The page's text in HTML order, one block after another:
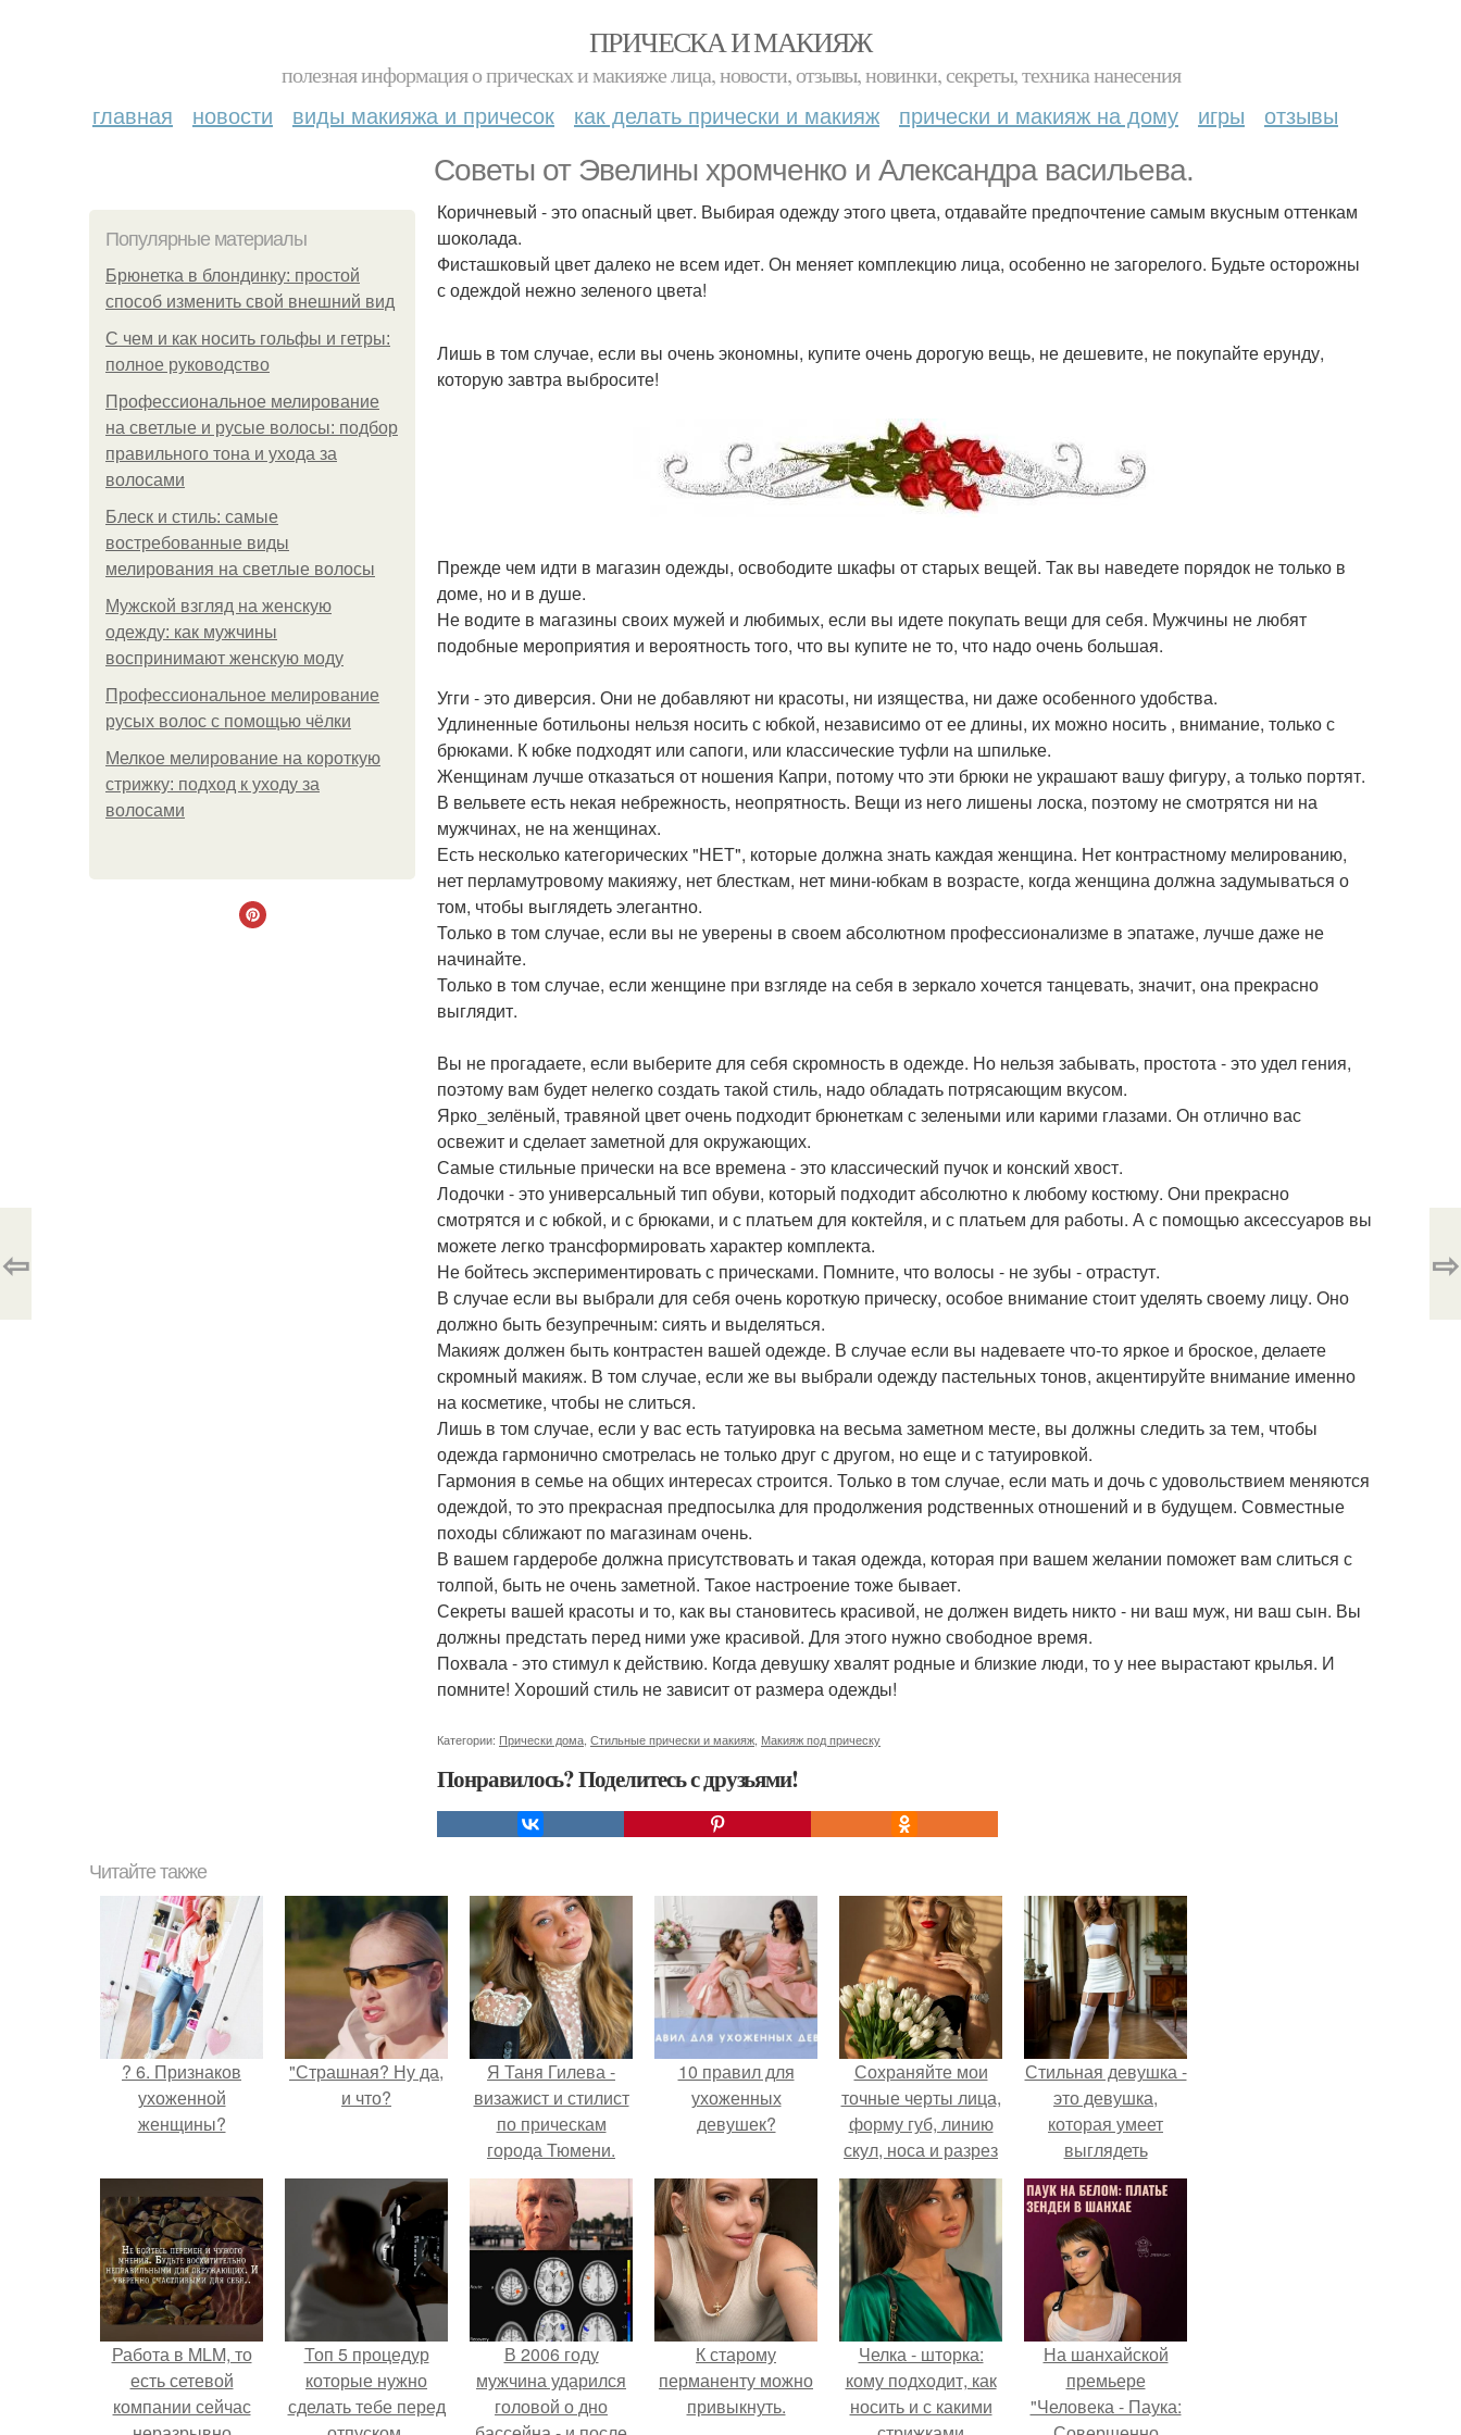
ПРИЧЕСКА И МАКИЯЖ
полезная информация о прическах и макияже лица, новости, отзывы, новинки, секреты, техника нанесения
главная новости виды макияжа и причесок как делать прически и макияж прически и макияж на дому игры отзывы
Советы от Эвелины хромченко и Александра васильева.
Популярные материалы
Брюнетка в блондинку: простой
способ изменить свой внешний вид
С чем и как носить гольфы и гетры:
полное руководство
Профессиональное мелирование
на светлые и русые волосы: подбор
правильного тона и ухода за
волосами
Блеск и стиль: самые
востребованные виды
мелирования на светлые волосы
Мужской взгляд на женскую
одежду: как мужчины
воспринимают женскую моду
Профессиональное мелирование
русых волос с помощью чёлки
Мелкое мелирование на короткую
стрижку: подход к уходу за
волосами
Коричневый - это опасный цвет. Выбирая одежду этого цвета, отдавайте предпочтение самым вкусным оттенкам
шоколада.
Фисташковый цвет далеко не всем идет. Он меняет комплекцию лица, особенно не загорелого. Будьте осторожны
с одеждой нежно зеленого цвета!
Лишь в том случае, если вы очень экономны, купите очень дорогую вещь, не дешевите, не покупайте ерунду,
которую завтра выбросите!
Прежде чем идти в магазин одежды, освободите шкафы от старых вещей. Так вы наведете порядок не только в
доме, но и в душе.
Не водите в магазины своих мужей и любимых, если вы идете покупать вещи для себя. Мужчины не любят
подобные мероприятия и вероятность того, что вы купите не то, что надо очень большая.
Угги - это диверсия. Они не добавляют ни красоты, ни изящества, ни даже особенного удобства.
Удлиненные ботильоны нельзя носить с юбкой, независимо от ее длины, их можно носить , внимание, только с
брюками. К юбке подходят или сапоги, или классические туфли на шпильке.
Женщинам лучше отказаться от ношения Капри, потому что эти брюки не украшают вашу фигуру, а только портят.
В вельвете есть некая небрежность, неопрятность. Вещи из него лишены лоска, поэтому не смотрятся ни на
мужчинах, не на женщинах.
Есть несколько категорических "НЕТ", которые должна знать каждая женщина. Нет контрастному мелированию,
нет перламутровому макияжу, нет блесткам, нет мини-юбкам в возрасте, когда женщина должна задумываться о
том, чтобы выглядеть элегантно.
Только в том случае, если вы не уверены в своем абсолютном профессионализме в эпатаже, лучше даже не
начинайте.
Только в том случае, если женщине при взгляде на себя в зеркало хочется танцевать, значит, она прекрасно
выглядит.
Вы не прогадаете, если выберите для себя скромность в одежде. Но нельзя забывать, простота - это удел гения,
поэтому вам будет нелегко создать такой стиль, надо обладать потрясающим вкусом.
Ярко_зелёный, травяной цвет очень подходит брюнеткам с зелеными или карими глазами. Он отлично вас
освежит и сделает заметной для окружающих.
Самые стильные прически на все времена - это классический пучок и конский хвост.
Лодочки - это универсальный тип обуви, который подходит абсолютно к любому костюму. Они прекрасно
смотрятся и с юбкой, и с брюками, и с платьем для коктейля, и с платьем для работы. А с помощью аксессуаров вы
можете легко трансформировать характер комплекта.
Не бойтесь экспериментировать с прическами. Помните, что волосы - не зубы - отрастут.
В случае если вы выбрали для себя очень короткую прическу, особое внимание стоит уделять своему лицу. Оно
должно быть безупречным: сиять и выделяться.
Макияж должен быть контрастен вашей одежде. В случае если вы надеваете что-то яркое и броское, делаете
скромный макияж. В том случае, если же вы выбрали одежду пастельных тонов, акцентируйте внимание именно
на косметике, чтобы не слиться.
Лишь в том случае, если у вас есть татуировка на весьма заметном месте, вы должны следить за тем, чтобы
одежда гармонично смотрелась не только друг с другом, но еще и с татуировкой.
Гармония в семье на общих интересах строится. Только в том случае, если мать и дочь с удовольствием меняются
одеждой, то это прекрасная предпосылка для продолжения родственных отношений и в будущем. Совместные
походы сближают по магазинам очень.
В вашем гардеробе должна присутствовать и такая одежда, которая при вашем желании поможет вам слиться с
толпой, быть не очень заметной. Такое настроение тоже бывает.
Секреты вашей красоты и то, как вы становитесь красивой, не должен видеть никто - ни ваш муж, ни ваш сын. Вы
должны предстать перед ними уже красивой. Для этого нужно свободное время.
Похвала - это стимул к действию. Когда девушку хвалят родные и близкие люди, то у нее вырастают крылья. И
помните! Хороший стиль не зависит от размера одежды!
Категории: Прически дома Стильные прически и макияж Макияж под прическу
Понравилось? Поделитесь с друзьями!
⇦ ⇨
Читайте также
? 6. Признаков
ухоженной
женщины?
"Страшная? Ну да,
и что?
Я Таня Гилева -
визажист и стилист
по прическам
города Тюмени.
10 правил для
ухоженных
девушек?
Сохраняйте мои
точные черты лица,
форму губ, линию
скул, носа и разрез
глаз.
Стильная девушка -
это девушка,
которая умеет
выглядеть
привлекательно и
элегантно в любои
ситуации.
Работа в MLM, то
есть сетевой
компании сейчас
Топ 5 процедур
которые нужно
сделать тебе перед
В 2006 году
мужчина ударился
головой о дно
К старому
перманенту можно
привыкнуть.
Челка - шторка:
кому подходит, как
носить и с какими
На шанхайской
премьере
"Человека - Паука: